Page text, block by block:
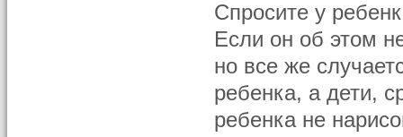
Спросите у
Если он об этом
но все же
ребенка, а дети,
ребенка не